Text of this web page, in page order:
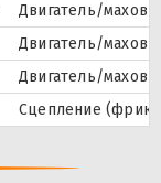
Двигатель/
Двигатель/
Двигатель/
Сцепление